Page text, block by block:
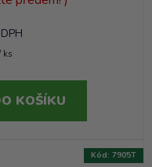
ks
KOŠÍKU
Kód: 7905T